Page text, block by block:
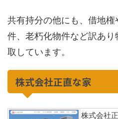
共有持分の他にも、借地
件、老朽化物件など訳あ
取しています。
株式会社正直な家
株式会社